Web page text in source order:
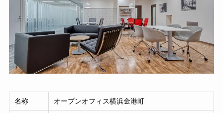
名称 オープンオフィス横浜金港町